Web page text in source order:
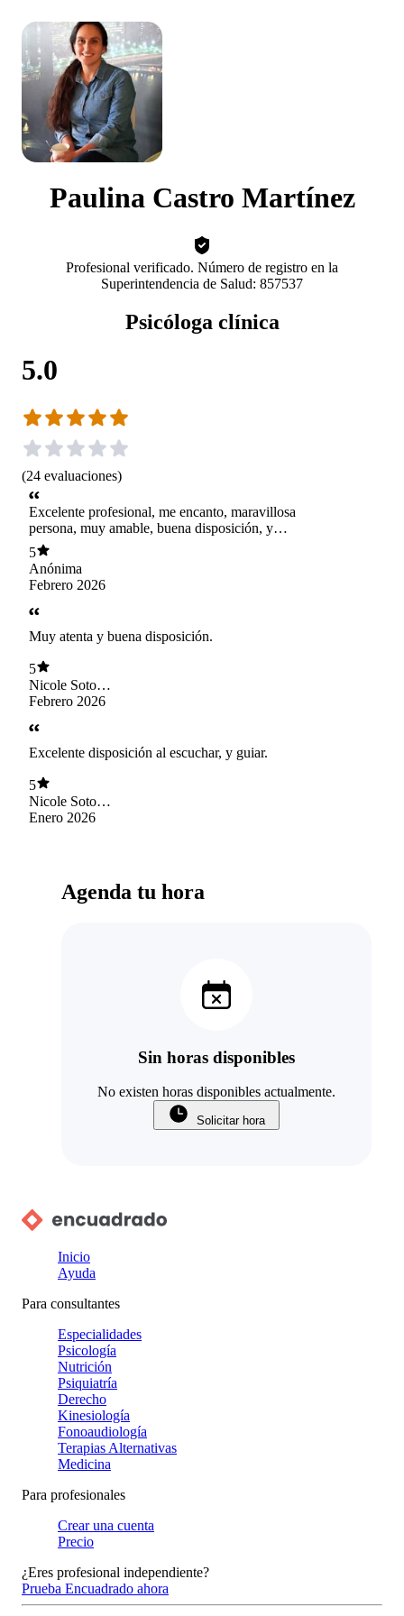
Paulina Castro Martínez
Profesional verificado. Número de registro en la
Superintendencia de Salud: 857537
Psicóloga clínica
5.0
(24 evaluaciones)
Excelente profesional, me encanto, maravillosa
persona, muy amable, buena disposición, y
dedicación durante la atención, 100%
recomendada...
5
Anónima
Febrero 2026
Muy atenta y buena disposición.
5
Nicole Soto
Araneda
Febrero 2026
Excelente disposición al escuchar, y guiar.
5
Nicole Soto
Araneda
Enero 2026
Agenda tu hora
Sin horas disponibles
No existen horas disponibles actualmente.
Solicitar hora
Inicio
Ayuda
Para consultantes
Especialidades
Psicología
Nutrición
Psiquiatría
Derecho
Kinesiología
Fonoaudiología
Terapias Alternativas
Medicina
Para profesionales
Crear una cuenta
Precio
¿Eres profesional independiente?
Prueba Encuadrado ahora